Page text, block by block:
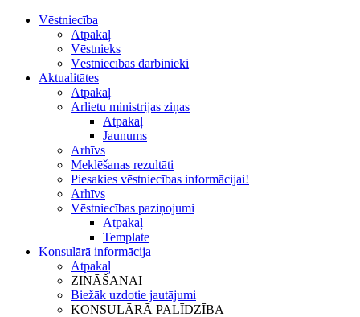
Vēstniecība
Atpakaļ
Vēstnieks
Vēstniecības darbinieki
Aktualitātes
Atpakaļ
Ārlietu ministrijas ziņas
Atpakaļ
Jaunums
Arhīvs
Meklēšanas rezultāti
Piesakies vēstniecības informācijai!
Arhīvs
Vēstniecības paziņojumi
Atpakaļ
Template
Konsulārā informācija
Atpakaļ
ZINĀŠANAI
Biežāk uzdotie jautājumi
KONSULĀRĀ PALĪDZĪBA